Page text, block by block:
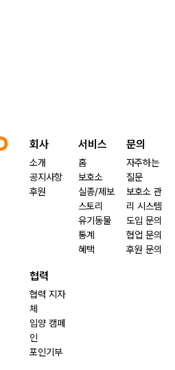
회사
소개
공지사항
후원
서비스
홈
보호소
실종/제보
스토리
유기동물
통계
혜택
문의
자주하는
질문
보호소 관
리 시스템
도입 문의
협업 문의
후원 문의
협력
협력 지자
체
입양 캠페
인
포인기부